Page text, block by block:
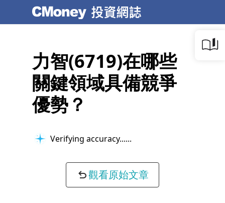
力智(6719)在哪些
關鍵領域具備競爭
優勢？
Verifying accuracy...
觀看原始文章